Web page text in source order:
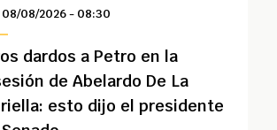
08/08/2026 - 08:30
dardos a Petro en la
de Abelardo De La
esto dijo el presidente